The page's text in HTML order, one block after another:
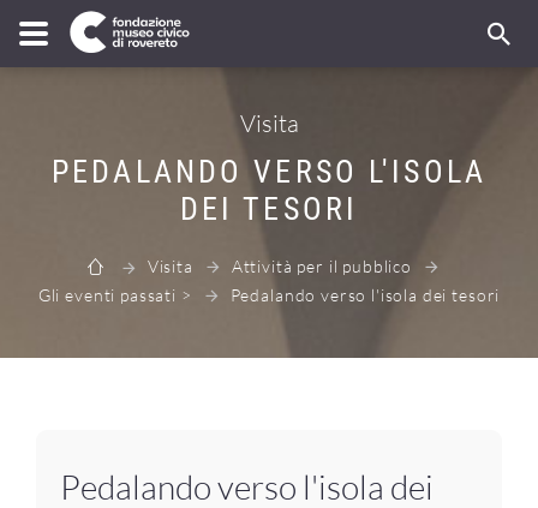
Visita
PEDALANDO VERSO L'ISOLA
DEI TESORI
Visita
Attività per il pubblico
Gli eventi passati >
Pedalando verso l'isola dei tesori
Pedalando verso l'isola dei